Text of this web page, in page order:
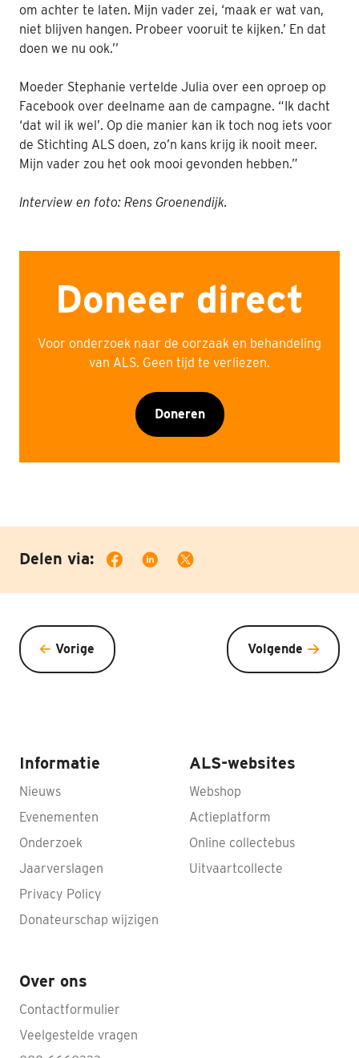
om achter te laten. Mijn vader zei, ‘maak er wat van,
niet blijven hangen. Probeer vooruit te kijken.’ En dat
doen we nu ook.’’
Moeder Stephanie vertelde Julia over een oproep op
Facebook over deelname aan de campagne. “Ik dacht
‘dat wil ik wel’. Op die manier kan ik toch nog iets voor
de Stichting ALS doen, zo’n kans krijg ik nooit meer.
Mijn vader zou het ook mooi gevonden hebben.”
Interview en foto: Rens Groenendijk.
Doneer direct
Voor onderzoek naar de oorzaak en behandeling
van ALS. Geen tijd te verliezen.
Doneren
Delen via:
Vorige Volgende
Informatie
Nieuws
Evenementen
Onderzoek
Jaarverslagen
Privacy Policy
Donateurschap wijzigen
ALS-websites
Webshop
Actieplatform
Online collectebus
Uitvaartcollecte
Over ons
Contactformulier
Veelgestelde vragen